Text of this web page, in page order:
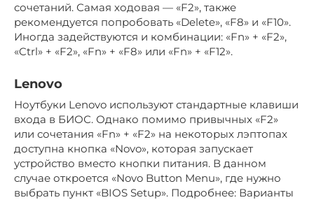
сочетаний. Самая ходовая — «F2», также
рекомендуется попробовать «Delete», «F8» и «F10».
Иногда задействуются и комбинации: «Fn» + «F2»,
«Ctrl» + «F2», «Fn» + «F8» или «Fn» + «F12».
Lenovo
Ноутбуки Lenovo используют стандартные клавиши
входа в БИОС. Однако помимо привычных «F2»
или сочетания «Fn» + «F2» на некоторых лэптопах
доступна кнопка «Novo», которая запускает
устройство вместо кнопки питания. В данном
случае откроется «Novo Button Menu», где нужно
выбрать пункт «BIOS Setup». Подробнее: Варианты